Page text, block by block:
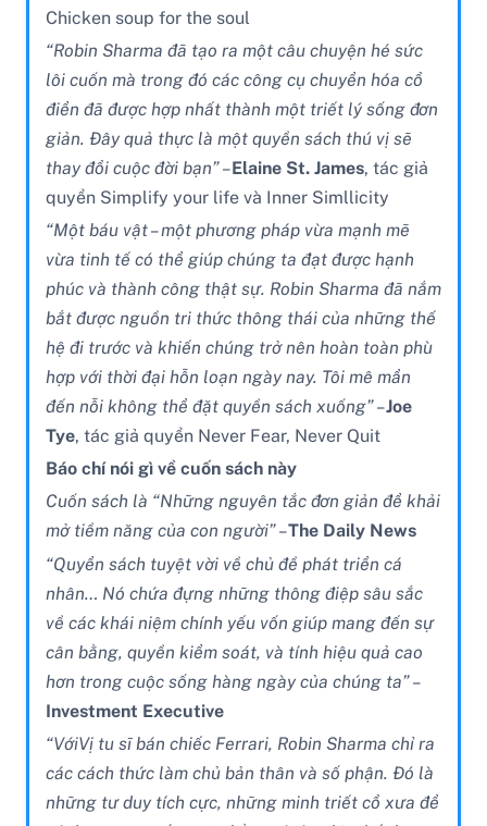
Chicken soup for the soul
“Robin Sharma đã tạo ra một câu chuyện hé sức
lôi cuốn mà trong đó các công cụ chuyển hóa cổ
điển đã được hợp nhất thành một triết lý sống đơn
giản. Đây quả thực là một quyền sách thú vị sẽ
thay đổi cuộc đời bạn” –Elaine St. James, tác giả
quyển Simplify your life và Inner Simllicity
“Một báu vật – một phương pháp vừa mạnh mẽ
vừa tinh tế có thể giúp chúng ta đạt được hạnh
phúc và thành công thật sự. Robin Sharma đã nắm
bắt được nguồn tri thức thông thái của những thế
hệ đi trước và khiến chúng trở nên hoàn toàn phù
hợp với thời đại hỗn loạn ngày nay. Tôi mê mẩn
đến nỗi không thể đặt quyền sách xuống” –Joe
Tye, tác giả quyển Never Fear, Never Quit
Báo chí nói gì về cuốn sách này
Cuốn sách là “Những nguyên tắc đơn giản để khải
mở tiềm năng của con người” –The Daily News
“Quyển sách tuyệt vời về chủ đề phát triển cá
nhân… Nó chứa đựng những thông điệp sâu sắc
về các khái niệm chính yếu vốn giúp mang đến sự
cân bằng, quyền kiểm soát, và tính hiệu quả cao
hơn trong cuộc sống hàng ngày của chúng ta” –
Investment Executive
“VớiVị tu sĩ bán chiếc Ferrari, Robin Sharma chỉ ra
các cách thức làm chủ bản thân và số phận. Đó là
những tư duy tích cực, những minh triết cổ xưa để